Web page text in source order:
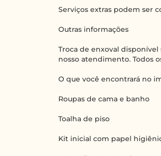
Serviços extras podem ser
Outras informações
Troca de enxoval
nosso atendimento. Todos
O que você encontrará no
Roupas de cama e banho
Toalha de piso
Kit inicial com papel